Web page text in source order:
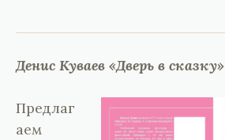
Денис Куваев «Дверь в сказку»
Предлаг
аем